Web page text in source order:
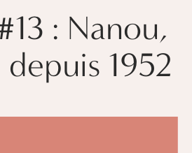
: Nanou,
1952